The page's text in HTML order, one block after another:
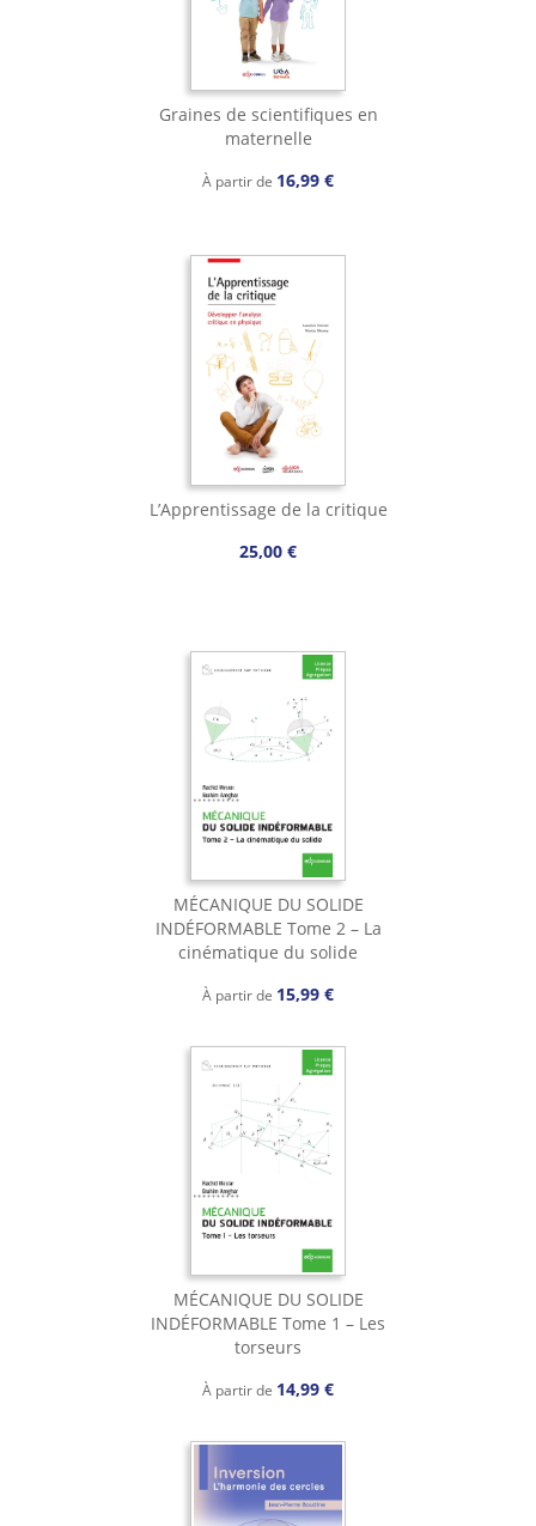
Graines de scientifiques en
maternelle
À partir de 16,99 €
L’Apprentissage de la critique
25,00 €
MÉCANIQUE DU SOLIDE
INDÉFORMABLE Tome 2 – La
cinématique du solide
À partir de 15,99 €
MÉCANIQUE DU SOLIDE
INDÉFORMABLE Tome 1 – Les
torseurs
À partir de 14,99 €